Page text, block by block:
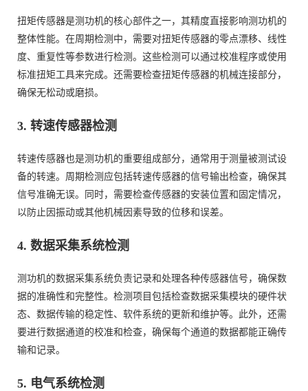
扭矩传感器是测功机的核心部件之一，其精度直接影响测功机的
整体性能。在周期检测中，需要对扭矩传感器的零点漂移、线性
度、重复性等参数进行检测。这些检测可以通过校准程序或使用
标准扭矩工具来完成。还需要检查扭矩传感器的机械连接部分，
确保无松动或磨损。
3. 转速传感器检测
转速传感器也是测功机的重要组成部分，通常用于测量被测试设
备的转速。周期检测应包括转速传感器的信号输出检查，确保其
信号准确无误。同时，需要检查传感器的安装位置和固定情况，
以防止因振动或其他机械因素导致的位移和误差。
4. 数据采集系统检测
测功机的数据采集系统负责记录和处理各种传感器信号，确保数
据的准确性和完整性。检测项目包括检查数据采集模块的硬件状
态、数据传输的稳定性、软件系统的更新和维护等。此外，还需
要进行数据通道的校准和检查，确保每个通道的数据都能正确传
输和记录。
5. 电气系统检测